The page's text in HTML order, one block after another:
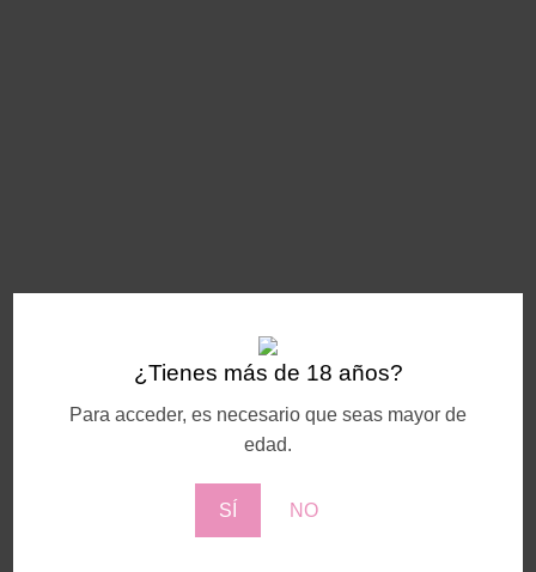
¿Tienes más de 18 años?
Para acceder, es necesario que seas mayor de
edad.
SÍ NO